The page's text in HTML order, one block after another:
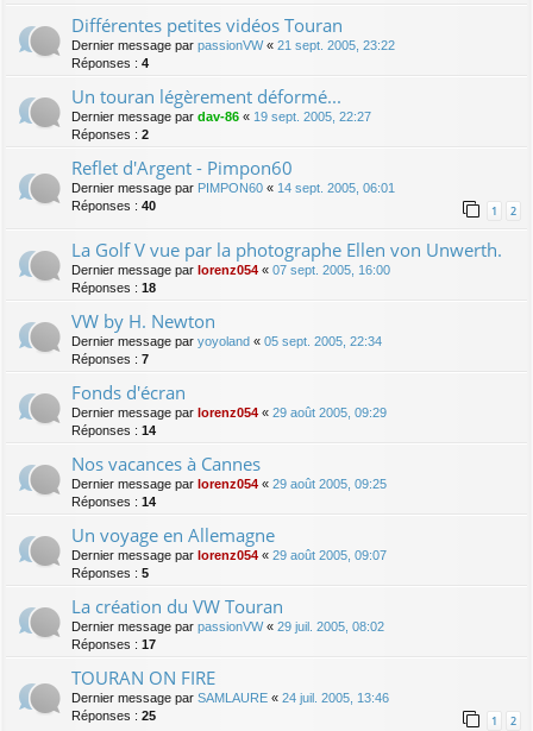
Différentes petites vidéos Touran
Dernier message par passionVW« 21 sept. 2005, 23:22
Réponses : 4
Un touran légèrement déformé...
Dernier message par dav-86 « 19 sept. 2005, 22:27
Réponses : 2
Reflet d'Argent - Pimpon60
Dernier message par PIMPON60 « 14 sept. 2005, 06:01
Réponses : 40 1 2
La Golf V vue par la photographe Ellen von Unwerth.
Dernier message par lorenz054 « 07 sept. 2005, 16:00
Réponses : 18
VW by H. Newton
Dernier message par yoyoland « 05 sept. 2005, 22:34
Réponses : 7
Fonds d'écran
Dernier message par lorenz054 « 29 août 2005, 09:29
Réponses : 14
Nos vacances à Cannes
Dernier message par lorenz054 « 29 août 2005, 09:25
Réponses : 14
Un voyage en Allemagne
Dernier message par lorenz054 « 29 août 2005, 09:07
Réponses : 5
La création du VW Touran
Dernier message par passionVW« 29 juil. 2005, 08:02
Réponses : 17
TOURAN ON FIRE
Dernier message par SAMLAURE « 24 juil. 2005, 13:46
Réponses : 25 1 2